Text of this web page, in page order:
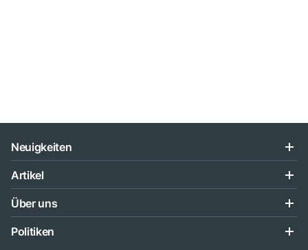
Neuigkeiten
Artikel
Über uns
Politiken